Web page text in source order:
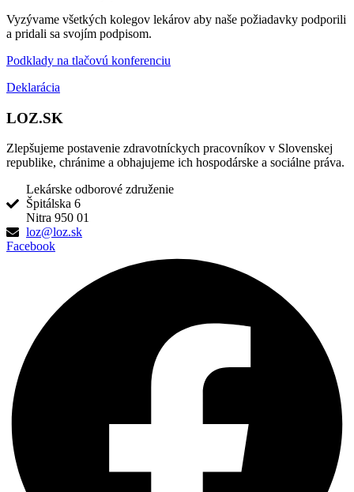
Vyzývame všetkých kolegov lekárov aby naše požiadavky podporili
a pridali sa svojím podpisom.
Podklady na tlačovú konferenciu
Deklarácia
LOZ.SK
Zlepšujeme postavenie zdravotníckych pracovníkov v Slovenskej
republike, chránime a obhajujeme ich hospodárske a sociálne práva.
Lekárske odborové združenie
Špitálska 6
Nitra 950 01
loz@loz.sk
Facebook